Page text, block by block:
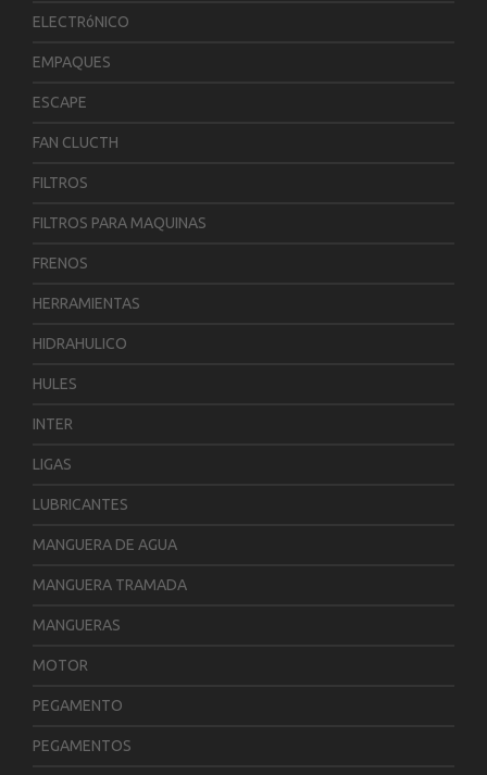
ELECTRóNICO
EMPAQUES
ESCAPE
FAN CLUCTH
FILTROS
FILTROS PARA MAQUINAS
FRENOS
HERRAMIENTAS
HIDRAHULICO
HULES
INTER
LIGAS
LUBRICANTES
MANGUERA DE AGUA
MANGUERA TRAMADA
MANGUERAS
MOTOR
PEGAMENTO
PEGAMENTOS